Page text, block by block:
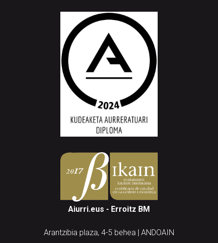
Aiurri.eus - Erroitz BM
Arantzibia plaza, 4-5 behea | ANDOAIN